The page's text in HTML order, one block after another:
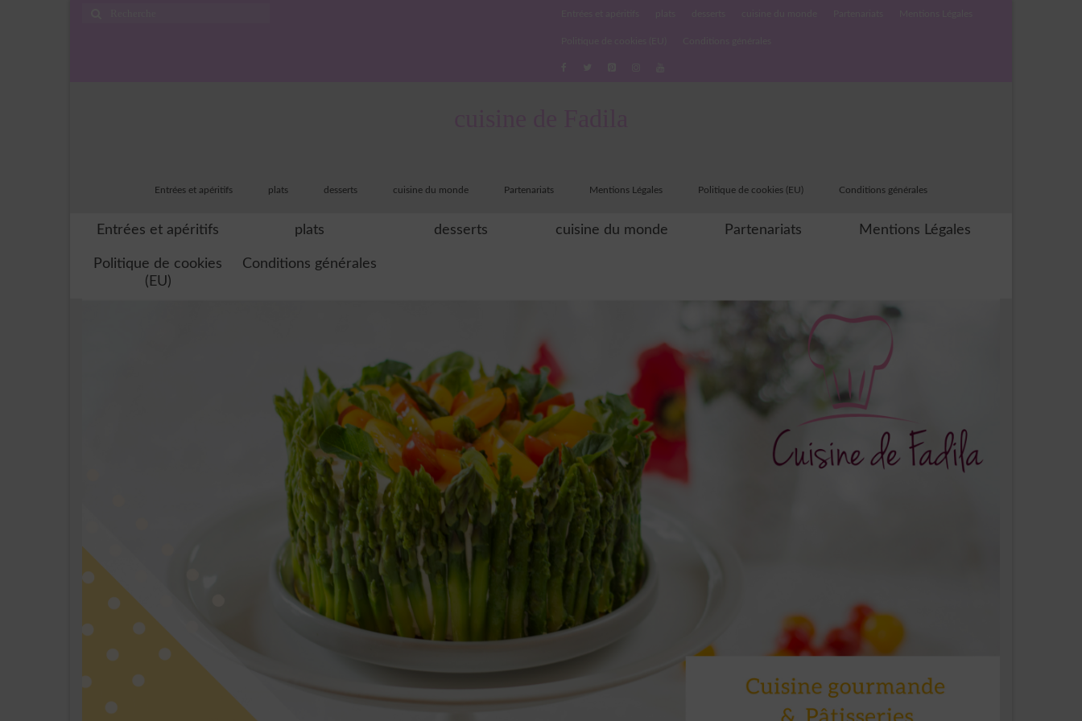
Entrées et apéritifs plats desserts cuisine du monde Partenariats Mentions Légales Politique de cookies (EU) Conditions générales
Entrées et apéritifs plats desserts cuisine du monde Partenariats Mentions Légales
Politique de cookies
(EU)
Conditions générales